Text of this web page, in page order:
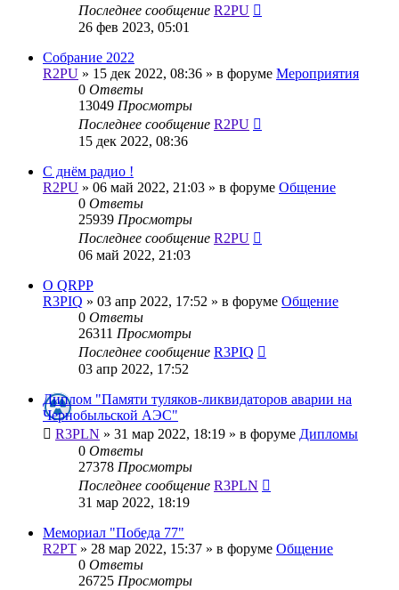
Последнее сообщение R2PU
26 фев 2023, 05:01
Собрание 2022
R2PU » 15 дек 2022, 08:36 » в форуме Мероприятия
0 Ответы
13049 Просмотры
Последнее сообщение R2PU
15 дек 2022, 08:36
С днём радио !
R2PU » 06 май 2022, 21:03 » в форуме Общение
0 Ответы
25939 Просмотры
Последнее сообщение R2PU
06 май 2022, 21:03
О QRPP
R3PIQ » 03 апр 2022, 17:52 » в форуме Общение
0 Ответы
26311 Просмотры
Последнее сообщение R3PIQ
03 апр 2022, 17:52
Диплом "Памяти туляков-ликвидаторов аварии на
Чернобыльской АЭС"
R3PLN » 31 мар 2022, 18:19 » в форуме Дипломы
0 Ответы
27378 Просмотры
Последнее сообщение R3PLN
31 мар 2022, 18:19
Мемориал "Победа 77"
R2PT » 28 мар 2022, 15:37 » в форуме Общение
0 Ответы
26725 Просмотры